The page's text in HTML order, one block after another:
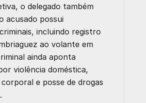
o delegado também
acusado possui
incluindo registro
ao volante em
ainda aponta
violência doméstica,
e posse de drogas